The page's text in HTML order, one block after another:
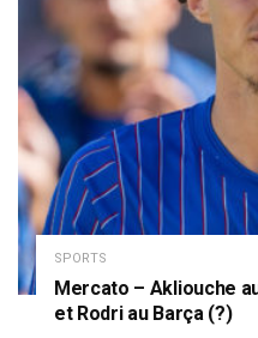
SPORTS
Mercato – Akliouche
et Rodri au Barça (?)